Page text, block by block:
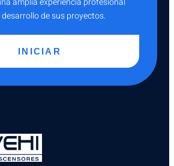
de sus proyectos.
INICIAR